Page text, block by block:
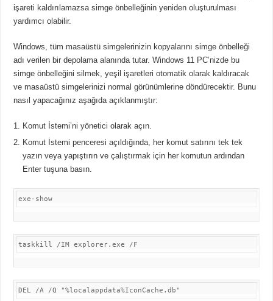
işareti kaldırılamazsa simge önbelleğinin yeniden oluşturulması
yardımcı olabilir.
Windows, tüm masaüstü simgelerinizin kopyalarını simge önbelleği
adı verilen bir depolama alanında tutar.Windows 11 PC’nizde bu
simge önbelleğini silmek, yeşil işaretleri otomatik olarak kaldıracak
ve masaüstü simgelerinizi normal görünümlerine döndürecektir. Bunu
nasıl yapacağınız aşağıda açıklanmıştır:
Komut İstemi’ni yönetici olarak açın.
Komut İstemi penceresi açıldığında, her komut satırını tek tek
yazın veya yapıştırın ve çalıştırmak için her komutun ardından
Enter tuşuna basın.
exe-show
taskkill /IM explorer.exe /F
DEL /A /Q "%localappdata%IconCache.db"